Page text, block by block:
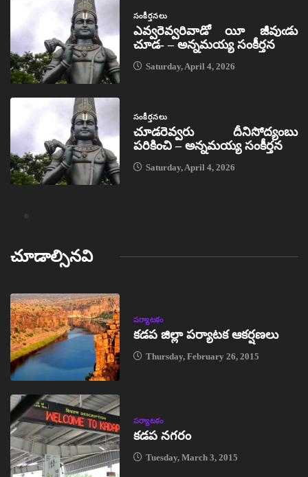
సంకీర్తనలు
ఎవ్వరెవ్వరివాడో యీ జీవుఁడు
చూడ- – అన్నమయ్య సంకీర్తన
Saturday, April 4, 2026
సంకీర్తనలు
చూడరెవ్వరు దీనిసోద్యంబు
పరికించి – అన్నమయ్య సంకీర్తన
Saturday, April 4, 2026
చూడాల్సినవి
పర్యాటకం
కడప జిల్లా పర్యాటక ఆకర్షణలు
Thursday, February 26, 2015
పర్యాటకం
కడప నగరం
Tuesday, March 3, 2015